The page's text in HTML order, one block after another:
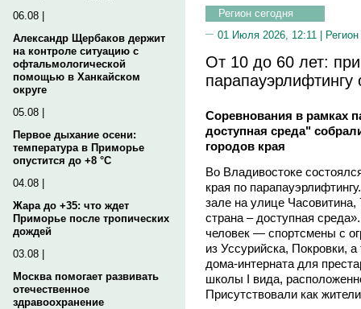
06.08 |
Александр Щербаков держит
на контроле ситуацию с
офтальмологической
помощью в Ханкайском
округе
05.08 |
Первое дыхание осени:
температура в Приморье
опустится до +8 °C
04.08 |
Жара до +35: что ждет
Приморье после тропических
дождей
03.08 |
Москва помогает развивать
отечественное
здравоохранение
Регион сегодня
01 Июля 2026, 12:11 |
От 10 до 60 лет:
Соревнования в рамках
доступная среда"
городов края
Во Владивостоке
края по
зале на улице Часовитина,
страна – доступная
человек — спортсмены с
из Уссурийска, Покровки,
дома-интерната для
школы I вида,
Присутствовали как